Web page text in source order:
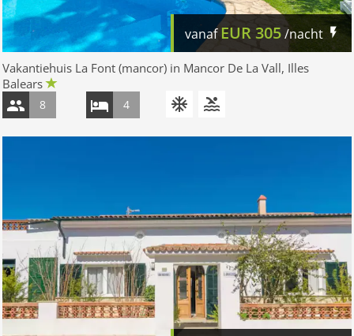
vanaf EUR305/nacht
Vakantiehuis La Font (mancor) in Mancor De La Vall, Illes
Balears
8 4